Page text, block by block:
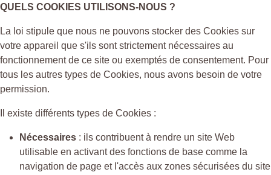
QUELS COOKIES UTILISONS-NOUS ?
La loi stipule que nous ne pouvons stocker des Cookies sur
votre appareil que s'ils sont strictement nécessaires au
fonctionnement de ce site ou exemptés de consentement. Pour
tous les autres types de Cookies, nous avons besoin de votre
permission.
Il existe différents types de Cookies :
Nécessaires : ils contribuent à rendre un site Web
utilisable en activant des fonctions de base comme la
navigation de page et l'accès aux zones sécurisées du site